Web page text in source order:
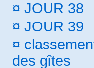
¤ JOUR 38
¤ JOUR 39
¤
des gîtes